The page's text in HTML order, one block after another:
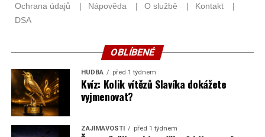
OBLÍBENÉ
HUDBA před 1 týdnem
Kvíz: Kolik vítězů Slavíka dokážete
vyjmenovat?
ZAJÍMAVOSTI před 1 týdnem